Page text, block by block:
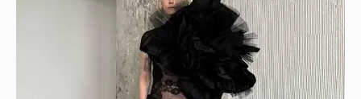
Журналистка Сулим примерила новый